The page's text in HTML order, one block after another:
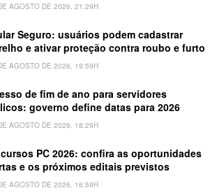
AGOSTO DE 2026, 21:29H
Seguro: usuários podem cadastrar
e ativar proteção contra roubo e furto
AGOSTO DE 2026, 19:59H
de fim de ano para servidores
governo define datas para 2026
AGOSTO DE 2026, 18:29H
PC 2026: confira as oportunidades
e os próximos editais previstos
AGOSTO DE 2026, 16:59H